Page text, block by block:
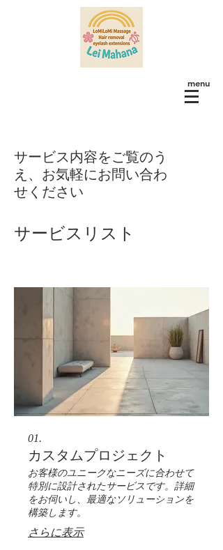
menu
サービス内容をご覧のう
え、お気軽にお問い合わ
せください
サービスリスト
01.
カスタムプロジェクト
お客様のユニークなニーズに合わせて
特別に設計されたサービスです。詳細
をお伺いし、最適なソリューションを
構築します。
さらに表示